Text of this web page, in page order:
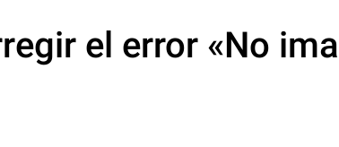
el error «No